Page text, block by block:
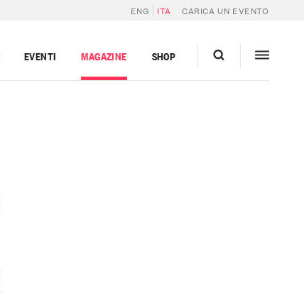
ENG ITA CARICA UN EVENTO
EVENTI MAGAZINE SHOP